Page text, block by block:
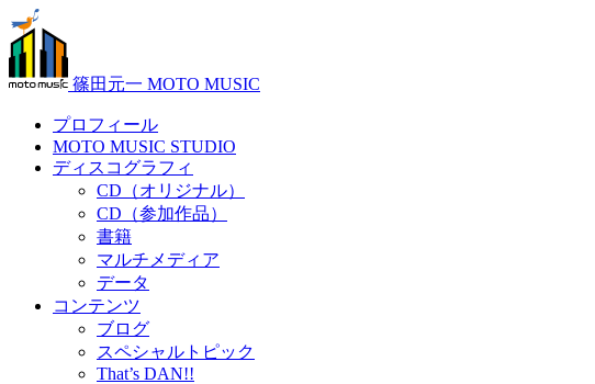
篠田元一 MOTO MUSIC
プロフィール
MOTO MUSIC STUDIO
ディスコグラフィ
CD（オリジナル）
CD（参加作品）
書籍
マルチメディア
データ
コンテンツ
ブログ
スペシャルトピック
That’s DAN!!